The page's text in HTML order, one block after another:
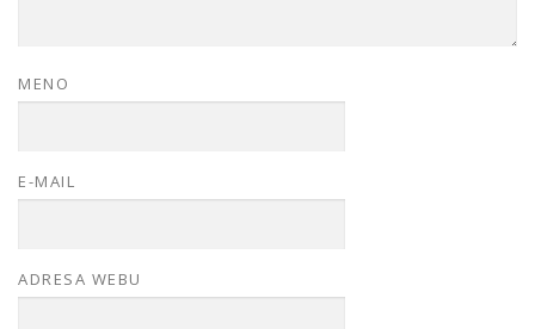
MENO
E-MAIL
ADRESA WEBU